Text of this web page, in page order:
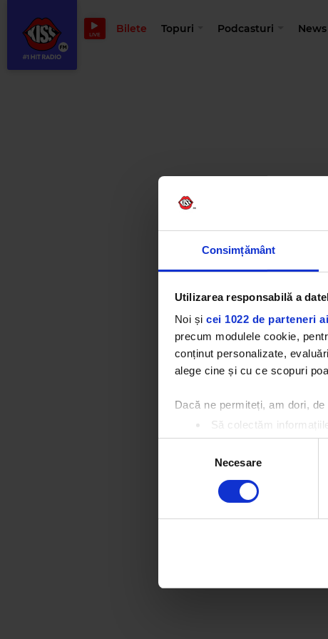
Consimțământ
Utilizarea responsabilă a
Noi și cei 1022 de parteneri
precum modulele cookie,
conținut personalizate,
alege cine și cu ce scopuri
Dacă ne permiteți, am dori, de
Să colectăm
Să vă identificăm
Găsiți mai multe informații
Vă puteți modifica sau
traficul. De asemenea, le
care folosiți site-ul nostru.
consimțământului
Necesare
LIVE Bilete Topuri Podcasturi News